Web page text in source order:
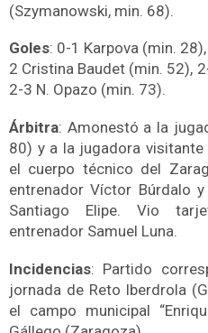
(Szymanowski, min. 68).
Goles: 0-1 Karpova (min.
2 Cristina Baudet (min. 52),
2-3 N. Opazo (min. 73).
Árbitra: Amonestó a la
80) y a la jugadora visitante
el cuerpo técnico del
entrenador Víctor Búrdalo
Santiago Elipe. Vio
entrenador Samuel Luna.
Incidencias: Partido
jornada de Reto Iberdrola
el campo municipal